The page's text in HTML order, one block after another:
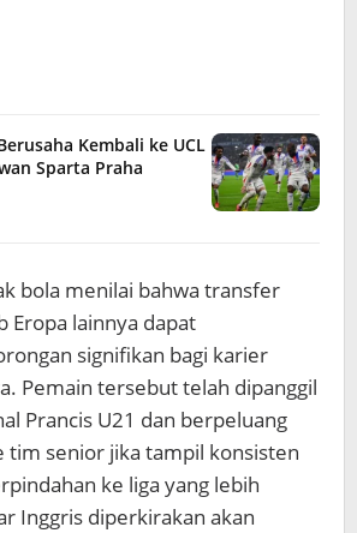
Kembali ke UCL
Sparta Praha
bola menilai bahwa transfer
Eropa lainnya dapat
signifikan bagi karier
Pemain tersebut telah dipanggil
Prancis U21 dan berpeluang
tim senior jika tampil konsisten
ke liga yang lebih
Inggris diperkirakan akan